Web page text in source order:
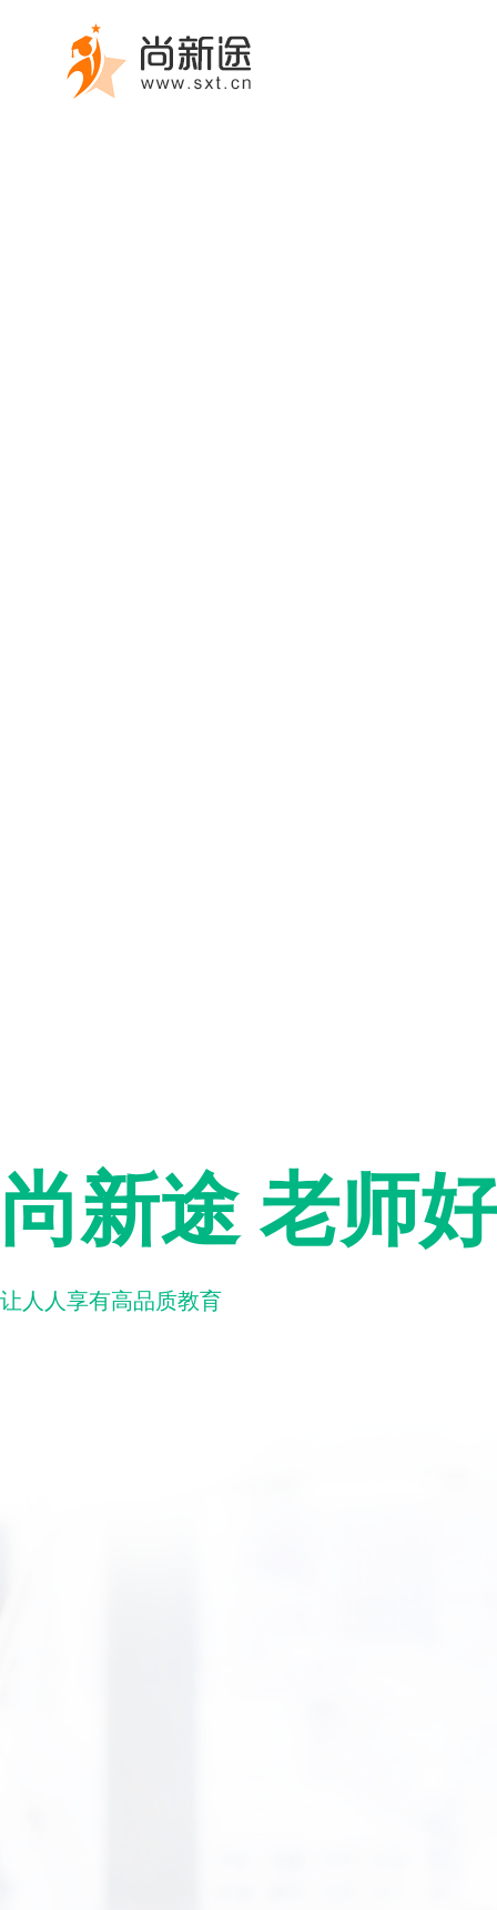
尚新途 老师
让人人享有高品质教育